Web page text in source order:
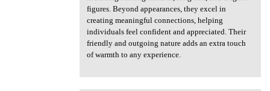
figures. Beyond appearances, they excel in
creating meaningful connections, helping
individuals feel confident and appreciated. Their
friendly and outgoing nature adds an extra touch
of warmth to any experience.